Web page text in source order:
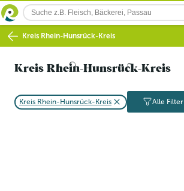
Kreis Rhein-Hunsrück-Kreis
Kreis Rhein-Hunsrück-Kreis
Kreis Rhein-Hunsrück-Kreis Alle Filter